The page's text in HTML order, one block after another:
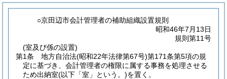
○京田辺市会計管理者の補助組織設置規則
昭和46年7月13日
規則第11号
(室及び係の設置)
第1条
地方自治法(昭和22年法律第67号)第171条第5項の規
定に基づき、会計管理者の権限に属する事務を処理させる
ため出納室(以下「室」という。)を置く。